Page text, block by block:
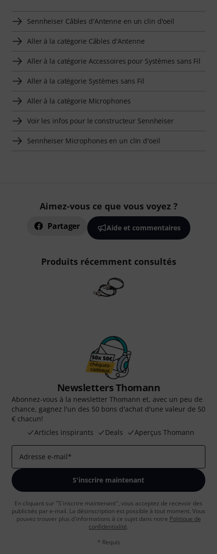
Sennheiser Câbles d'Antenne en un clin d'oeil
Aller à la catégorie Câbles d'Antenne
Aller à la catégorie Accessoires pour Systèmes sans Fil
Aller à la catégorie Systèmes sans Fil
Aller à la catégorie Microphones
Voir les infos pour le constructeur Sennheiser
Sennheiser Microphones en un clin d'oeil
Aimez-vous ce que vous voyez ?
Partager Aide et commentaires
Produits récemment consultés
Newsletters Thomann
Abonnez-vous à la newsletter Thomann et, avec un peu de
chance, gagnez l'un des 50 bons d'achat d'une valeur de 50
€ chacun!
Articles inspirants
Deals Aperçus Thomann
Adresse e-mail*
S'inscrire maintenant
En cliquant sur "S'inscrire maintenant", vous acceptez de recevoir des
publicités par e-mail. La désinscription est possible à tout moment. Vous
pouvez trouver plus d'informations à ce sujet dans notre Politique de
confidentialité.
* Requis